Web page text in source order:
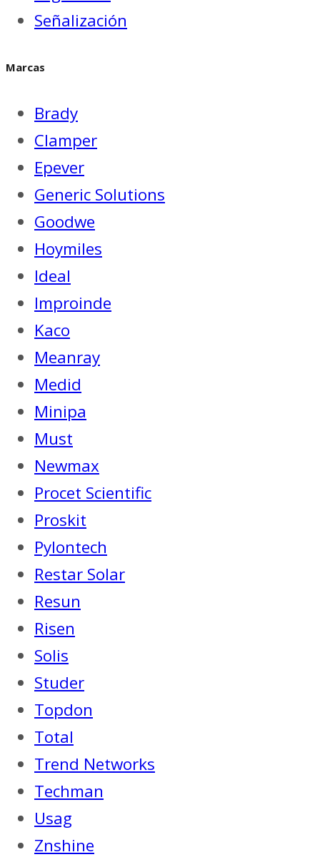
Señalización
Marcas
Brady
Clamper
Epever
Generic Solutions
Goodwe
Hoymiles
Ideal
Improinde
Kaco
Meanray
Medid
Minipa
Must
Newmax
Procet Scientific
Proskit
Pylontech
Restar Solar
Resun
Risen
Solis
Studer
Topdon
Total
Trend Networks
Techman
Usag
Znshine